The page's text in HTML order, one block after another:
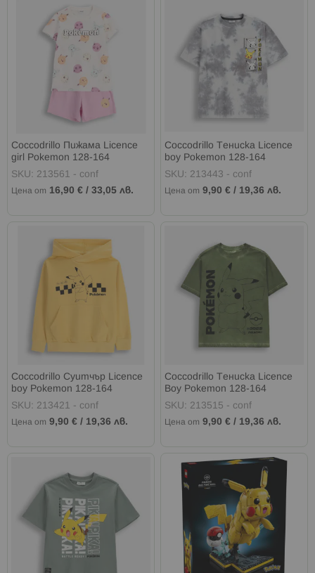
Coccodrillo Пижама Licence
girl Pokemon 128-164
SKU: 213561 - conf
Цена от 16,90 € / 33,05 лв.
Coccodrillo Тениска Licence
boy Pokemon 128-164
SKU: 213443 - conf
Цена от 9,90 € / 19,36 лв.
Coccodrillo Суитчър Licence
boy Pokemon 128-164
SKU: 213421 - conf
Цена от 9,90 € / 19,36 лв.
Coccodrillo Тениска Licence
Boy Pokemon 128-164
SKU: 213515 - conf
Цена от 9,90 € / 19,36 лв.